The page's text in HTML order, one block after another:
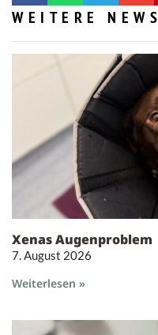
WEITERE NEWS
Xenas Augenproblem
7. August 2026
Weiterlesen »